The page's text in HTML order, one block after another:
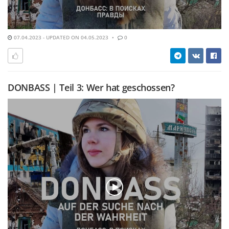
07.04.2023 - UPDATED ON 04.05.2023 0
DONBASS | Teil 3: Wer hat geschossen?